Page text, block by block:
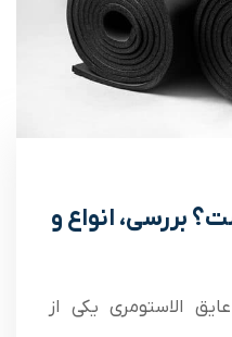
بررسی، انواع و
الاستومری یکی از